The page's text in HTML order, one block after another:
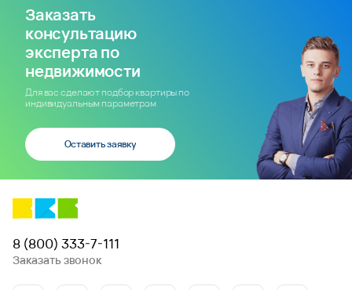
Заказать
консультацию
эксперта по
недвижимости
Для вас сделают подбор квартиры по
индивидуальным параметрам
Оставить заявку
8 (800) 333-7-111
Заказать звонок